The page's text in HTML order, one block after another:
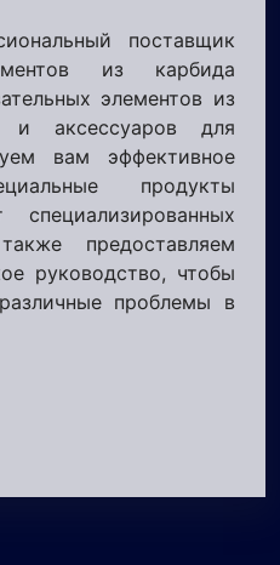
поставщик
из карбида
элементов из
и аксессуаров для
вам эффективное
продукты
предоставляем
руководство, чтобы
проблемы в